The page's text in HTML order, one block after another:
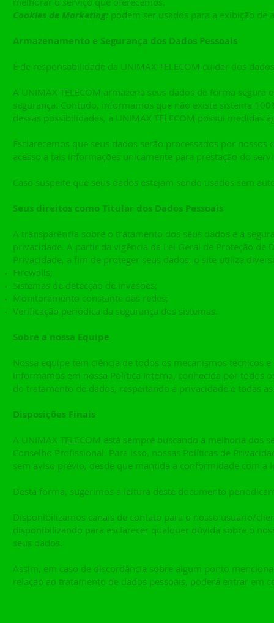
Cookies de Marketing: podem ser usados para a exibição de
Armazenamento e Segurança dos Dados Pessoais
É de responsabilidade da UNIMAX TELECOM cuidar dos
A UNIMAX TELECOM armazena seus dados de forma
segurança. Contudo, informamos que não existe sistema
dessas possibilidades, a UNIMAX TELECOM possui
Esclarecemos que seus dados serão processados por
acesso a tais informações unicamente para prestação do
Caso suspeite que seus dados estejam sendo usados sem
Seus direitos como Titular dos Dados Pessoais
A transparência sobre o tratamento dos seus dados e a
privacidade. A partir da vigência da Lei Geral de Proteção
Privacidade, a fim de proteger seus dados, o site utiliza
Firewalls;
Sistemas de detecção de invasões;
Monitoramento constante das redes;
Verificação periódica da segurança dos sistemas.
Sobre a nossa Equipe
Nossa equipe tem ciência de todos os mecanismos
informamos em nossa Política Interna, conhecida por todos
do tratamento de dados, respeitando a privacidade e todas
Disposições Finais
A UNIMAX TELECOM está sempre buscando a melhoria
Conselho Profissional. Para isso, nossas Políticas de
sem aviso prévio, desde que mantida a conformidade com a
Desta forma, sugerimos a leitura deste documento
Disponibilizamos canais de contato para o nosso usuário/
disponibilizando para esclarecer qualquer dúvida sobre o
seus dados.
Assim, em caso de discordância sobre algum ponto
relação ao tratamento de dados pessoais, poderá entrar em